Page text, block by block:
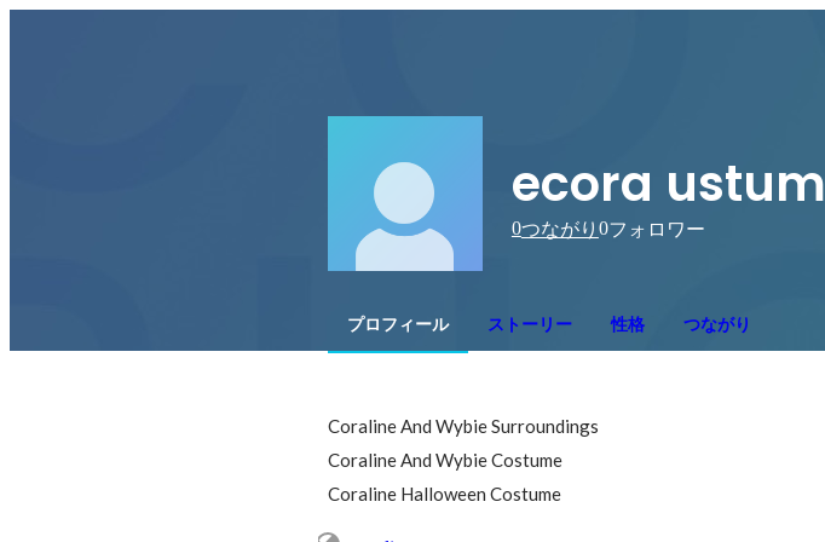
ecora ustum
0つながり 0フォロワー
プロフィール ストーリー 性格 つながり
Coraline And Wybie Surroundings
Coraline And Wybie Costume
Coraline Halloween Costume